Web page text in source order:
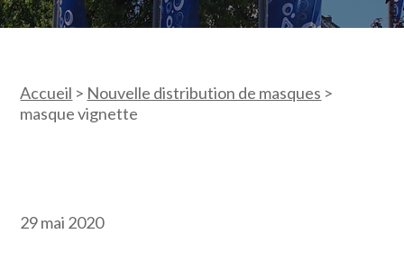
Accueil > Nouvelle distribution de masques >
masque vignette
29 mai 2020